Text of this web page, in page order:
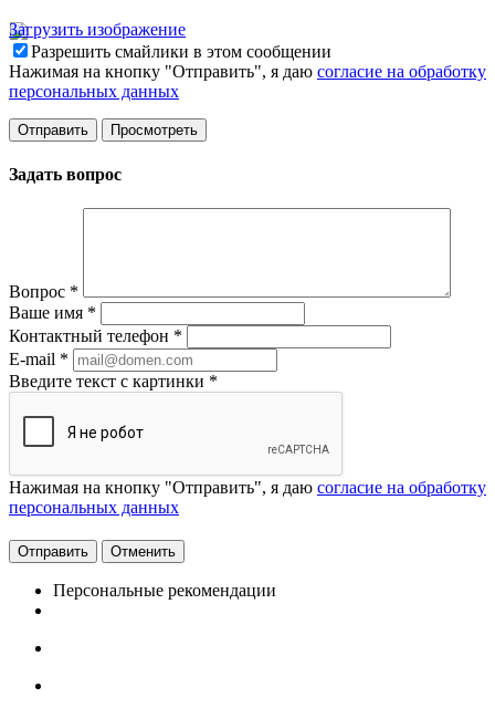
Загрузить изображение
Разрешить смайлики в этом сообщении
Нажимая на кнопку "Отправить", я даю согласие на обработку
персональных данных
Задать вопрос
Вопрос *
Ваше имя *
Контактный телефон *
E-mail *
Введите текст с картинки *
Нажимая на кнопку "Отправить", я даю согласие на обработку
персональных данных
Отменить
Персональные рекомендации